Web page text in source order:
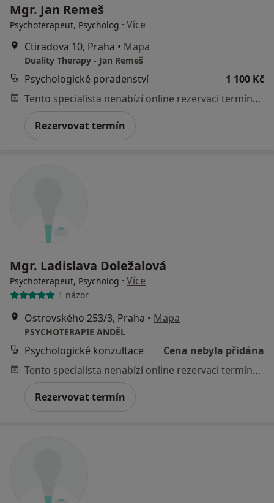
Mgr. Jan Remeš
Psychoterapeut, Psycholog · Více
Ctiradova 10, Praha • Mapa
Duality Therapy - Jan Remeš
Psychologické poradenství
1 100 Kč
Tento specialista nenabízí online rezervaci termínu na této adrese.
Rezervovat termín
Mgr. Ladislava Doležalová
Psychoterapeut, Psycholog · Více
1 názor
Ostrovského 253/3, Praha • Mapa
PSYCHOTERAPIE ANDĚL
Psychologické konzultace
Cena nebyla přidána
Tento specialista nenabízí online rezervaci termínu na této adrese.
Rezervovat termín